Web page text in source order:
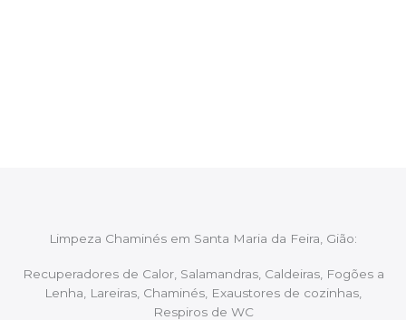
Limpeza Chaminés em Santa Maria da Feira, Gião:
Recuperadores de Calor, Salamandras, Caldeiras, Fogões a
Lenha, Lareiras, Chaminés, Exaustores de cozinhas,
Respiros de WC